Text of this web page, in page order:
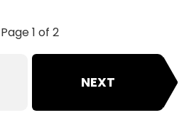
Page 1 of 2
NEXT